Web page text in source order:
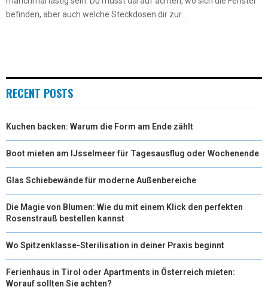
befinden, aber auch welche Steckdosen dir zur...
RECENT POSTS
Kuchen backen: Warum die Form am Ende zählt
Boot mieten am IJsselmeer für Tagesausflug oder Wochenende
Glas Schiebewände für moderne Außenbereiche
Die Magie von Blumen: Wie du mit einem Klick den perfekten
Rosenstrauß bestellen kannst
Wo Spitzenklasse-Sterilisation in deiner Praxis beginnt
Ferienhaus in Tirol oder Apartments in Österreich mieten:
Worauf sollten Sie achten?